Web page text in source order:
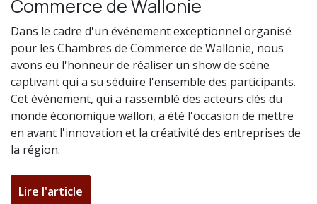
Commerce de Wallonie
Dans le cadre d'un événement exceptionnel organisé
pour les Chambres de Commerce de Wallonie, nous
avons eu l'honneur de réaliser un show de scène
captivant qui a su séduire l'ensemble des participants.
Cet événement, qui a rassemblé des acteurs clés du
monde économique wallon, a été l'occasion de mettre
en avant l'innovation et la créativité des entreprises de
la région.
Lire l'article